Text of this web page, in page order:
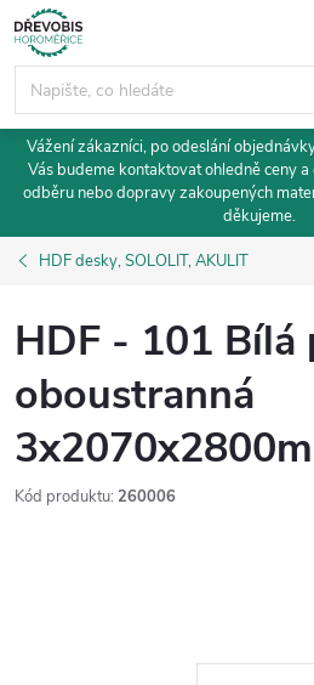
Přejít
na
obsah
Vážení zákazníci, po odeslání
Vás budeme kontaktovat ohledně ceny
odběru nebo dopravy zakoupených
děkujeme.
HDF desky, SOLOLIT, AKULIT
HDF - 101 Bílá
oboustranná
Kód produktu: 260006